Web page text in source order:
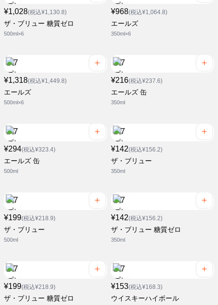
¥1,028(税込¥1,130.8)
ザ・ブリュー 糖質ゼロ
500ml×6
¥968(税込¥1,064.8)
エールズ
350ml×6
¥1,318(税込¥1,449.8)
エールズ
500ml×6
¥216(税込¥237.6)
エールズ 缶
350ml
¥294(税込¥323.4)
エールズ 缶
500ml
¥142(税込¥156.2)
ザ・ブリュー
350ml
¥199(税込¥218.9)
ザ・ブリュー
500ml
¥142(税込¥156.2)
ザ・ブリュー 糖質ゼロ
350ml
¥199(税込¥218.9)
ザ・ブリュー 糖質ゼロ
¥153(税込¥168.3)
ウイスキーハイボール